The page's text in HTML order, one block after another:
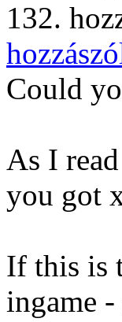
132.
Could
As I
you got
If this is
ingame